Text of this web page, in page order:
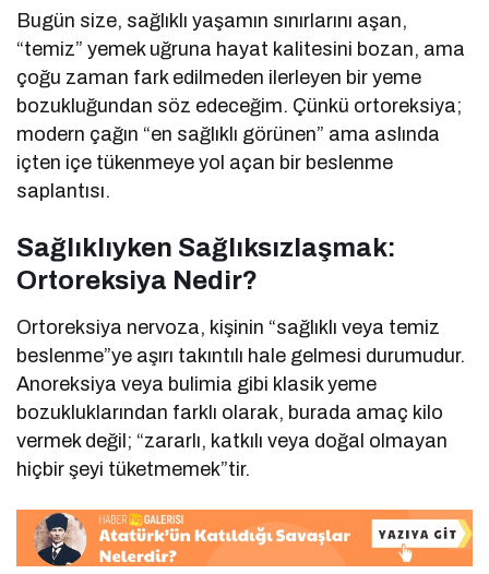
Bugün size, sağlıklı yaşamın sınırlarını aşan,
“temiz” yemek uğruna hayat kalitesini bozan, ama
çoğu zaman fark edilmeden ilerleyen bir yeme
bozukluğundan söz edeceğim. Çünkü ortoreksiya;
modern çağın “en sağlıklı görünen” ama aslında
içten içe tükenmeye yol açan bir beslenme
saplantısı.
Sağlıklıyken Sağlıksızlaşmak:
Ortoreksiya Nedir?
Ortoreksiya nervoza, kişinin “sağlıklı veya temiz
beslenme”ye aşırı takıntılı hale gelmesi durumudur.
Anoreksiya veya bulimia gibi klasik yeme
bozukluklarından farklı olarak, burada amaç kilo
vermek değil; “zararlı, katkılı veya doğal olmayan
hiçbir şeyi tüketmemek”tir.